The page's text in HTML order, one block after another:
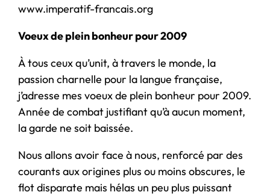
www.imperatif-francais.org
Voeux de plein bonheur pour 2009
À tous ceux qu’unit, à travers le monde, la
passion charnelle pour la langue française,
j’adresse mes voeux de plein bonheur pour 2009.
Année de combat justifiant qu’à aucun moment,
la garde ne soit baissée.
Nous allons avoir face à nous, renforcé par des
courants aux origines plus ou moins obscures, le
flot disparate mais hélas un peu plus puissant